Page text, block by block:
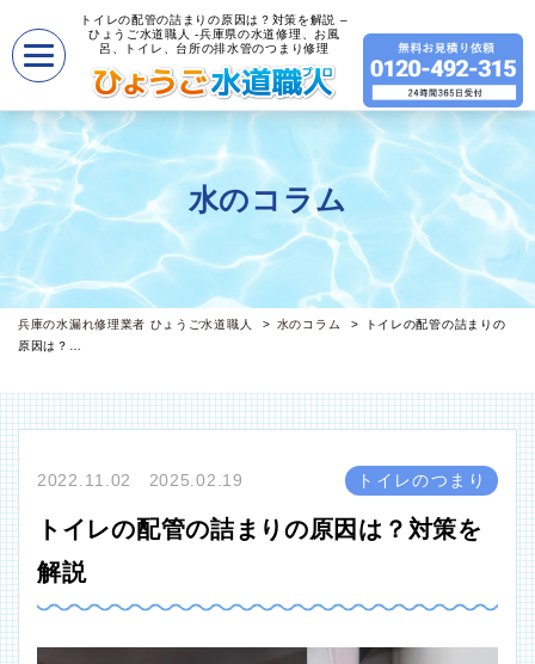
トイレの配管の詰まりの原因は？対策を解説 –
ひょうご水道職人 -兵庫県の水道修理、お風
呂、トイレ、台所の排水管のつまり修理
水のコラム
兵庫の水漏れ修理業者 ひょうご水道職人 水のコラム
トイレの配管の詰まりの
原因は？…
2022.11.02 2025.02.19 トイレのつまり
トイレの配管の詰まりの原因は？対策を
解説